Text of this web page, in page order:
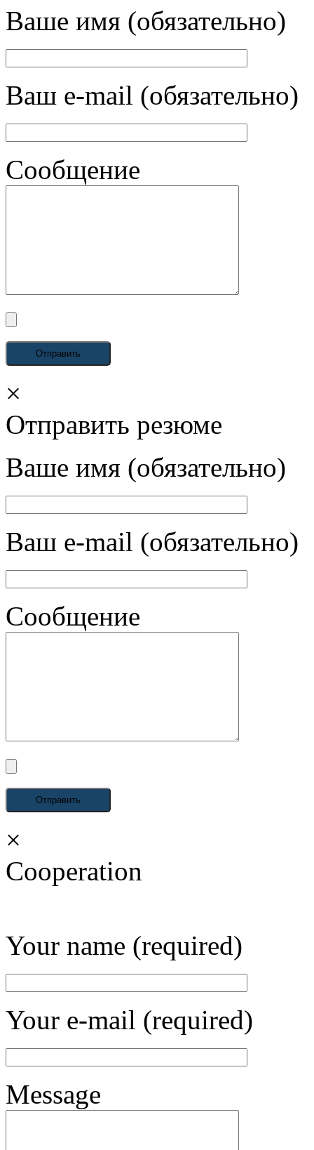
Ваше имя (обязательно)
Ваш e-mail (обязательно)
Сообщение
×
Отправить резюме
Ваше имя (обязательно)
Ваш e-mail (обязательно)
Сообщение
×
Cooperation
Your name (required)
Your e-mail (required)
Message